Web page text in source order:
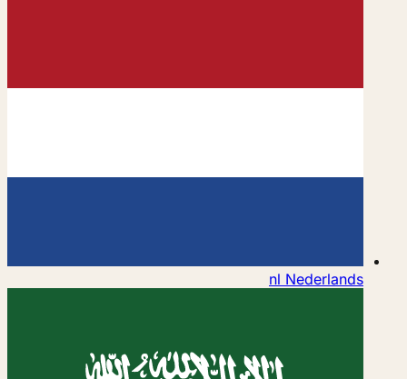
nlNederlands